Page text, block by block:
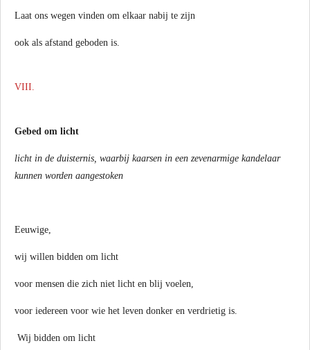
Laat ons wegen vinden om elkaar nabij te zijn
ook als afstand geboden is.
VIII.
Gebed om licht
licht in de duisternis, waarbij kaarsen in een zevenarmige kandelaar
kunnen worden aangestoken
Eeuwige,
wij willen bidden om licht
voor mensen die zich niet licht en blij voelen,
voor iedereen voor wie het leven donker en verdrietig is.
Wij bidden om licht